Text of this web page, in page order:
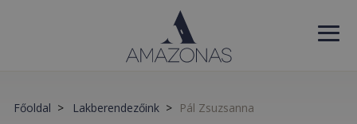
Főoldal Lakberendezőink Pál Zsuzsanna